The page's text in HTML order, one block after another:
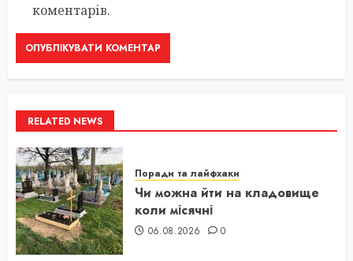
коментарів.
RELATED NEWS
Поради та лайфхаки
Чи можна йти на кладовище
коли місячні
06.08.2026 0